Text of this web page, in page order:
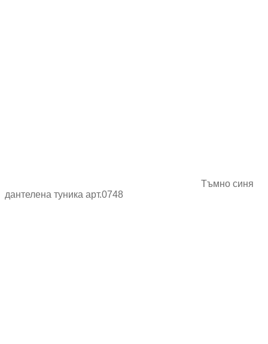
Тъмно синя
дантелена туника арт.0748